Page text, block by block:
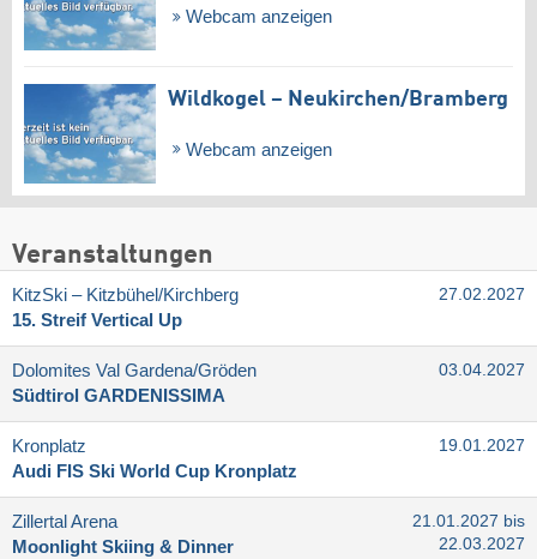
Webcam anzeigen
Wildkogel – Neukirchen/​Bramberg
Webcam anzeigen
Veranstaltungen
KitzSki – Kitzbühel/​Kirchberg
15. Streif Vertical Up
27.02.2027
Dolomites Val Gardena/​Gröden
Südtirol GARDENISSIMA
03.04.2027
Kronplatz
Audi FIS Ski World Cup Kronplatz
19.01.2027
Zillertal Arena
Moonlight Skiing & Dinner
21.01.2027 bis
22.03.2027